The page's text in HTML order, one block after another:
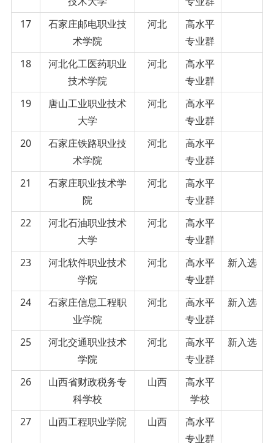
17
石家庄邮电职业技
术学院
河北
高水平
专业群
18
河北化工医药职业
技术学院
河北
高水平
专业群
19
唐山工业职业技术
大学
河北
高水平
专业群
20
石家庄铁路职业技
术学院
河北
高水平
专业群
21
石家庄职业技术学
院
河北
高水平
专业群
22
河北石油职业技术
大学
河北
高水平
专业群
23
河北软件职业技术
学院
河北
高水平
专业群
新入选
24
石家庄信息工程职
业学院
河北
高水平
专业群
新入选
25
河北交通职业技术
学院
河北
高水平
专业群
新入选
26
山西省财政税务专
科学校
山西
高水平
学校
27
山西工程职业学院 山西
高水平
专业群